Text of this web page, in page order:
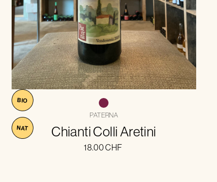
BIO
NAT
PATERNA
Chianti Colli Aretini
18.00CHF